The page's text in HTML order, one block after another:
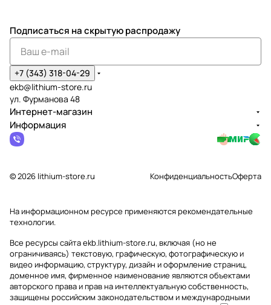
Подписаться на скрытую распродажу
+7 (343) 318-04-29
ekb@lithium-store.ru
ул. Фурманова 48
Интернет-магазин
Информация
© 2026 lithium-store.ru КонфиденциальностьОферта
На информационном ресурсе применяютсярекомендательные
технологии.
Все ресурсы сайта ekb.lithium-store.ru, включая (но не
ограничиваясь) текстовую, графическую, фотографическую и
видео информацию, структуру, дизайн и оформление страниц,
доменное имя, фирменное наименование являются объектами
авторского права и прав на интеллектуальную собственность,
защищены российским законодательством и международными